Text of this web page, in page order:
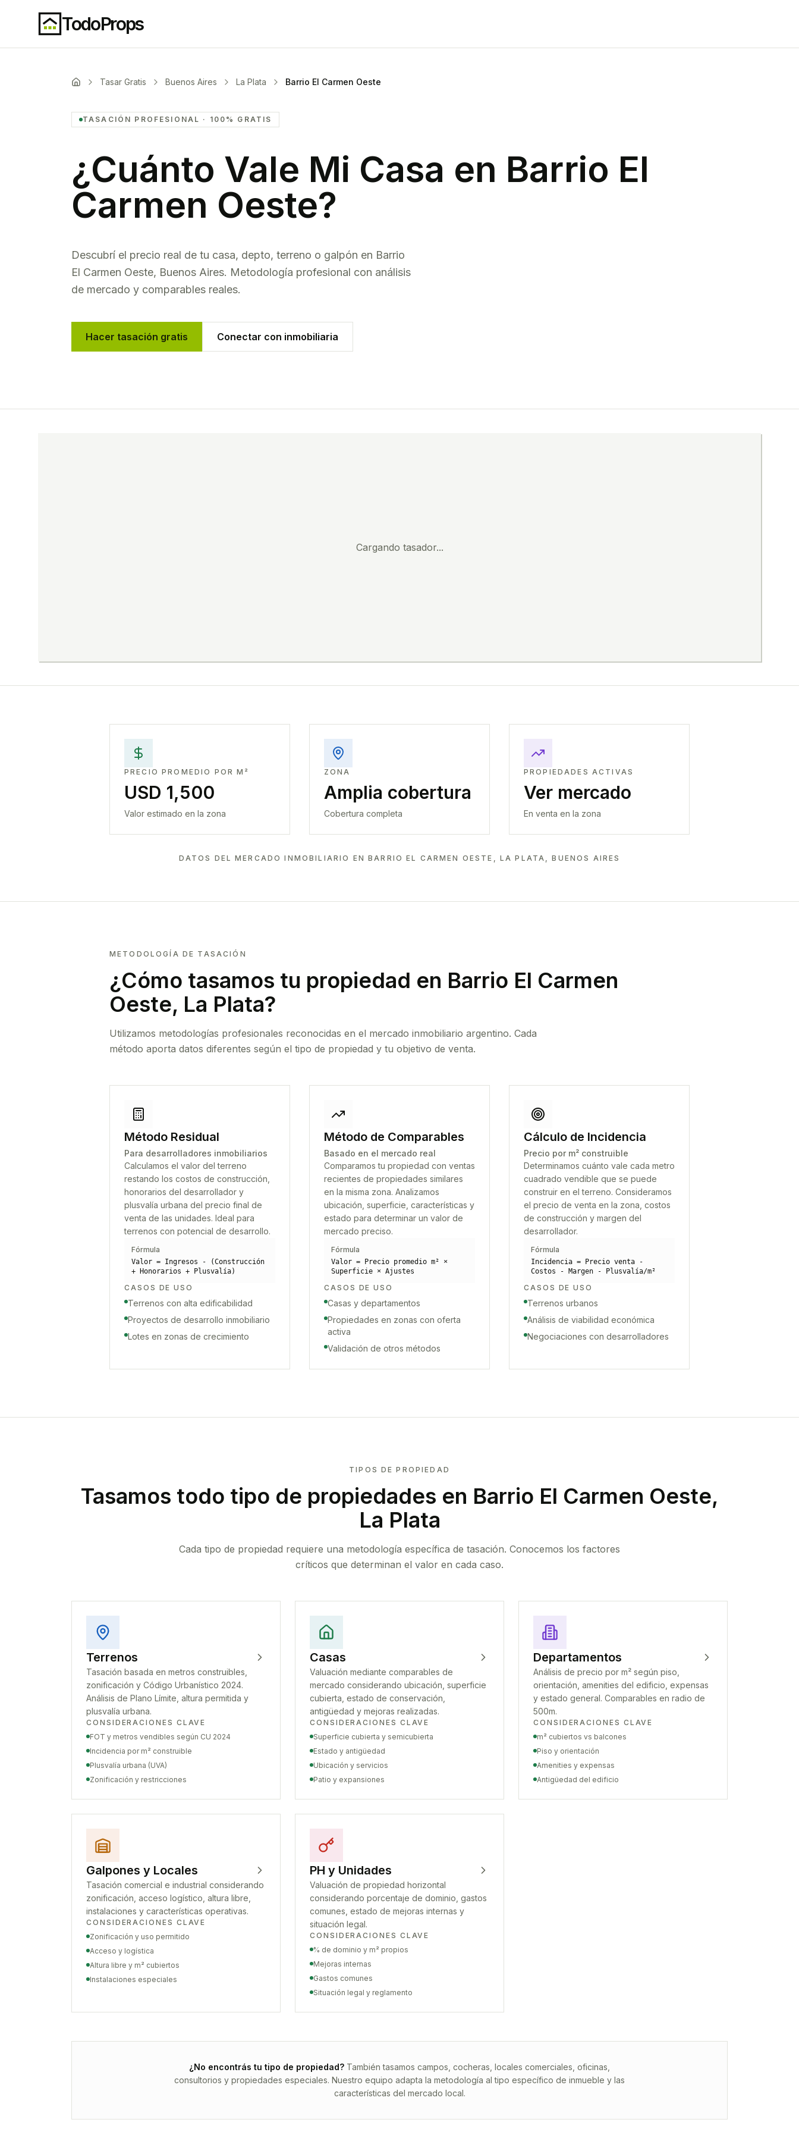
TodoProps
Tasar Gratis Buenos Aires La Plata Barrio El Carmen Oeste
TASACIÓN PROFESIONAL · 100% GRATIS
¿Cuánto Vale Mi Casa en Barrio El
Carmen Oeste?
Descubrí el precio real de tu casa, depto, terreno o galpón en Barrio
El Carmen Oeste, Buenos Aires. Metodología profesional con análisis
de mercado y comparables reales.
Hacer tasación gratis Conectar con inmobiliaria
Cargando tasador...
PRECIO PROMEDIO POR M²
USD 1,500
Valor estimado en la zona
ZONA
Amplia cobertura
Cobertura completa
PROPIEDADES ACTIVAS
Ver mercado
En venta en la zona
DATOS DEL MERCADO INMOBILIARIO ENBARRIO EL CARMEN OESTE, LA PLATA, BUENOS AIRES
METODOLOGÍA DE TASACIÓN
¿Cómo tasamos tu propiedad en Barrio El Carmen
Oeste, La Plata?
Utilizamos metodologías profesionales reconocidas en el mercado inmobiliario argentino. Cada
método aporta datos diferentes según el tipo de propiedad y tu objetivo de venta.
Método Residual
Para desarrolladores inmobiliarios
Calculamos el valor del terreno
restando los costos de construcción,
honorarios del desarrollador y
plusvalía urbana del precio final de
venta de las unidades. Ideal para
terrenos con potencial de desarrollo.
Fórmula
Valor = Ingresos - (Construcción
+ Honorarios + Plusvalía)
CASOS DE USO
Terrenos con alta edificabilidad
Proyectos de desarrollo inmobiliario
Lotes en zonas de crecimiento
Método de Comparables
Basado en el mercado real
Comparamos tu propiedad con ventas
recientes de propiedades similares
en la misma zona. Analizamos
ubicación, superficie, características y
estado para determinar un valor de
mercado preciso.
Fórmula
Valor = Precio promedio m² ×
Superficie × Ajustes
CASOS DE USO
Casas y departamentos
Propiedades en zonas con oferta
activa
Validación de otros métodos
Cálculo de Incidencia
Precio por m² construible
Determinamos cuánto vale cada metro
cuadrado vendible que se puede
construir en el terreno. Consideramos
el precio de venta en la zona, costos
de construcción y margen del
desarrollador.
Fórmula
Incidencia = Precio venta -
Costos - Margen - Plusvalía/m²
CASOS DE USO
Terrenos urbanos
Análisis de viabilidad económica
Negociaciones con desarrolladores
TIPOS DE PROPIEDAD
Tasamos todo tipo de propiedades en Barrio El Carmen Oeste,
La Plata
Cada tipo de propiedad requiere una metodología específica de tasación. Conocemos los factores
críticos que determinan el valor en cada caso.
Terrenos
Tasación basada en metros construibles,
zonificación y Código Urbanístico 2024.
Análisis de Plano Límite, altura permitida y
plusvalía urbana.
CONSIDERACIONES CLAVE
FOT y metros vendibles según CU 2024
Incidencia por m² construible
Plusvalía urbana (UVA)
Zonificación y restricciones
Casas
Valuación mediante comparables de
mercado considerando ubicación, superficie
cubierta, estado de conservación,
antigüedad y mejoras realizadas.
CONSIDERACIONES CLAVE
Superficie cubierta y semicubierta
Estado y antigüedad
Ubicación y servicios
Patio y expansiones
Departamentos
Análisis de precio por m² según piso,
orientación, amenities del edificio, expensas
y estado general. Comparables en radio de
500m.
CONSIDERACIONES CLAVE
m² cubiertos vs balcones
Piso y orientación
Amenities y expensas
Antigüedad del edificio
Galpones y Locales
Tasación comercial e industrial considerando
zonificación, acceso logístico, altura libre,
instalaciones y características operativas.
CONSIDERACIONES CLAVE
Zonificación y uso permitido
Acceso y logística
Altura libre y m² cubiertos
Instalaciones especiales
PH y Unidades
Valuación de propiedad horizontal
considerando porcentaje de dominio, gastos
comunes, estado de mejoras internas y
situación legal.
CONSIDERACIONES CLAVE
% de dominio y m² propios
Mejoras internas
Gastos comunes
Situación legal y reglamento
¿No encontrás tu tipo de propiedad? También tasamos campos, cocheras, locales comerciales, oficinas,
consultorios y propiedades especiales. Nuestro equipo adapta la metodología al tipo específico de inmueble y las
características del mercado local.